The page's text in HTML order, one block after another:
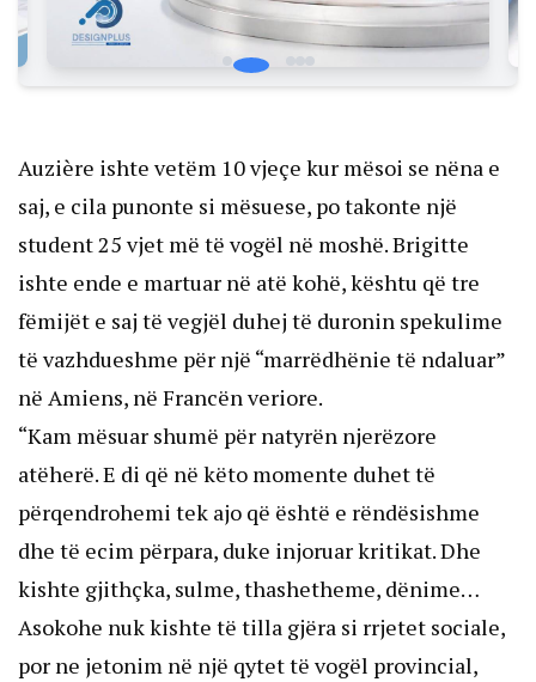
Auzière ishte vetëm 10 vjeçe kur mësoi se nëna e
saj, e cila punonte si mësuese, po takonte një
student 25 vjet më të vogël në moshë. Brigitte
ishte ende e martuar në atë kohë, kështu që tre
fëmijët e saj të vegjël duhej të duronin spekulime
të vazhdueshme për një “marrëdhënie të ndaluar”
në Amiens, në Francën veriore.
“Kam mësuar shumë për natyrën njerëzore
atëherë. E di që në këto momente duhet të
përqendrohemi tek ajo që është e rëndësishme
dhe të ecim përpara, duke injoruar kritikat. Dhe
kishte gjithçka, sulme, thashetheme, dënime…
Asokohe nuk kishte të tilla gjëra si rrjetet sociale,
por ne jetonim në një qytet të vogël provincial,